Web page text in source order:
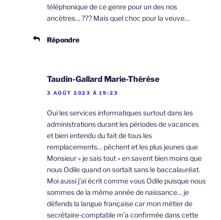
téléphonique de ce genre pour un des nos
ancêtres… ??? Mais quel choc pour la veuve…
Répondre
Taudin-Gallard Marie-Thérèse
3 AOÛT 2023 À 19:23
Oui les services informatiques surtout dans les
administrations durant les périodes de vacances
et bien entendu du fait de tous les
remplacements… pèchent et les plus jeunes que
Monsieur « je sais tout » en savent bien moins que
nous Odile quand on sortait sans le baccalauréat.
Moi aussi j’ai écrit comme vous Odile puisque nous
sommes de la même année de naissance… je
défends la langue française car mon métier de
secrétaire-comptable m’a confirmée dans cette